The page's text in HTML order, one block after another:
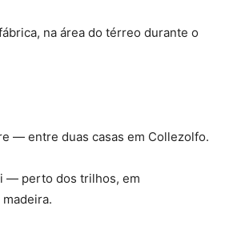
na área do térreo durante o
— entre duas casas em Collezolfo.
— perto dos trilhos, em